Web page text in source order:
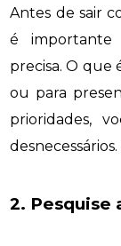
Antes de sair
é importante
precisa. O que
ou para
prioridades,
desnecessários.
2. Pesquise